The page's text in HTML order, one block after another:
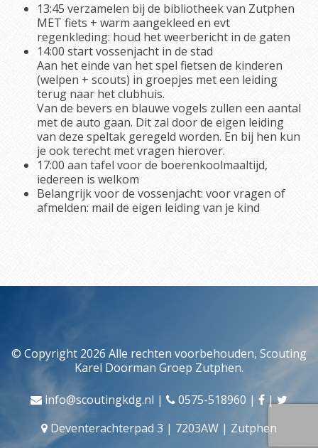
13:45 verzamelen bij de bibliotheek van Zutphen
MET fiets + warm aangekleed en evt
regenkleding: houd het weerbericht in de gaten
14:00 start vossenjacht in de stad
Aan het einde van het spel fietsen de kinderen
(welpen + scouts) in groepjes met een leiding
terug naar het clubhuis.
Van de bevers en blauwe vogels zullen een aantal
met de auto gaan. Dit zal door de eigen leiding
van deze speltak geregeld worden. En bij hen kun
je ook terecht met vragen hierover.
17:00 aan tafel voor de boerenkoolmaaltijd,
iedereen is welkom
Belangrijk voor de vossenjacht: voor vragen of
afmelden: mail de eigen leiding van je kind
© Copyright 2026 Alle rechten voorbehouden, Scouting
Karel Doorman Groep Zutphen.
info@scoutingkdg.nl | 0575-518960 |
|
Deventerachterpad 3 | 7203AW | Zutphen